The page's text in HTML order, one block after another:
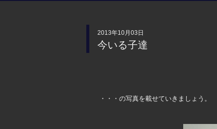
2013年10月03日
今いる子達
・・・の写真を載せていきましょう。